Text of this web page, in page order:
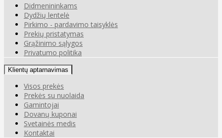
Didmenininkams
Dydžių lentelė
Pirkimo - pardavimo taisyklės
Prekių pristatymas
Grąžinimo sąlygos
Privatumo politika
Klientų aptarnavimas
Visos prekės
Prekės su nuolaida
Gamintojai
Dovanų kuponai
Svetainės medis
Kontaktai